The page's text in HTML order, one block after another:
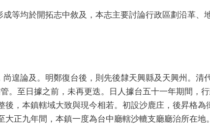
均於開拓志中敘及，本志主要討論行政區劃沿革、
論及。明鄭復台後，則先後隸天興縣及天興州。清
。至日據之前，未再更迭。日人據台五十一年期間，
後，本鎮轄域大致與現今相若。初設沙鹿庄，後昇格
大正九年間，本鎮一度為台中廳轄沙轆支廳廳治所在地